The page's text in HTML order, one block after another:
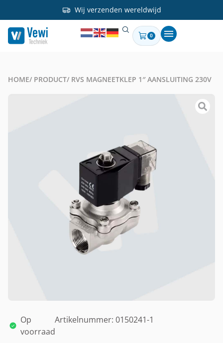
Wij verzenden wereldwijd
0
HOME/ PRODUCT/ RVS MAGNEETKLEP 1″ AANSLUITING 230V
Op
voorraad
Artikelnummer: 0150241-1